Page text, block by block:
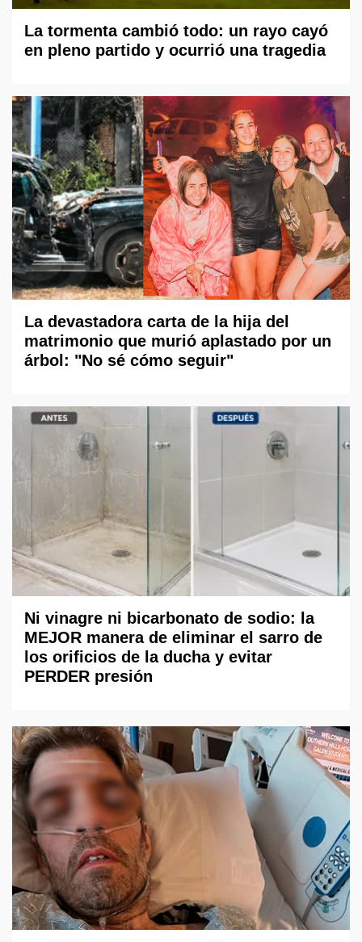
La tormenta cambió todo: un rayo cayó
en pleno partido y ocurrió una tragedia
La devastadora carta de la hija del
matrimonio que murió aplastado por un
árbol: "No sé cómo seguir"
Ni vinagre ni bicarbonato de sodio: la
MEJOR manera de eliminar el sarro de
los orificios de la ducha y evitar
PERDER presión